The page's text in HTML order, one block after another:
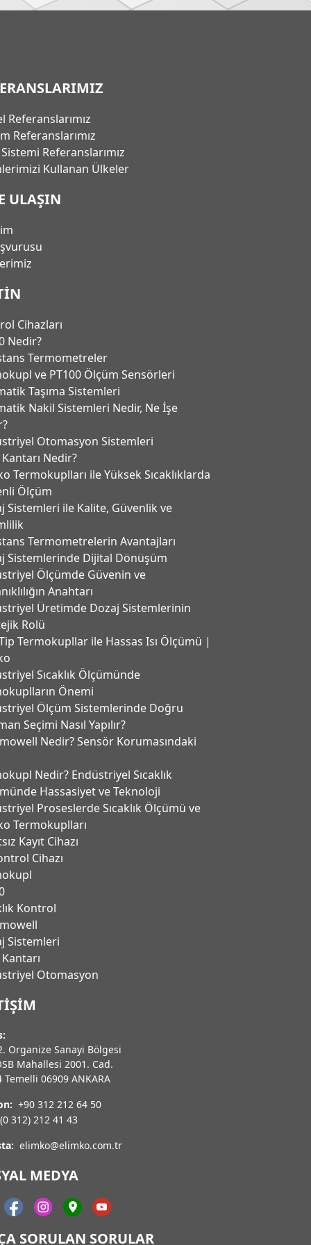
Referanslarımız
Referanslarımız
Sistemi Referanslarımız
Kullanan Ülkeler
ULAŞIN
Cihazları
Nedir?
Termometreler
ve PT100 Ölçüm Sensörleri
Taşıma Sistemleri
Nakil Sistemleri Nedir, Ne İşe
Otomasyon Sistemleri
Nedir?
Termokuplları ile Yüksek Sıcaklıklarda
Ölçüm
Sistemleri ile Kalite, Güvenlik ve
Termometrelerin Avantajları
Sistemlerinde Dijital Dönüşüm
Ölçümde Güvenin ve
Anahtarı
Üretimde Dozaj Sistemlerinin
Rolü
Termokupllar ile Hassas Isı Ölçümü |
Sıcaklık Ölçümünde
Önemi
Ölçüm Sistemlerinde Doğru
Seçimi Nasıl Yapılır?
Nedir? Sensör Korumasındaki
Nedir? Endüstriyel Sıcaklık
Hassasiyet ve Teknoloji
Proseslerde Sıcaklık Ölçümü ve
Termokuplları
Kayıt Cihazı
Cihazı
Kontrol
Sistemleri
Otomasyon
Organize Sanayi Bölgesi
Mahallesi 2001. Cad.
Temelli 06909 ANKARA
+90 312 212 64 50
(0 312) 212 41 43
elimko@elimko.com.tr
MEDYA
SORULAN SORULAR